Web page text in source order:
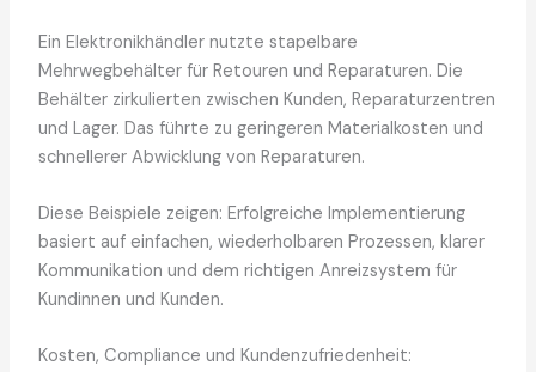
Ein Elektronikhändler nutzte stapelbare
Mehrwegbehälter für Retouren und Reparaturen. Die
Behälter zirkulierten zwischen Kunden, Reparaturzentren
und Lager. Das führte zu geringeren Materialkosten und
schnellerer Abwicklung von Reparaturen.
Diese Beispiele zeigen: Erfolgreiche Implementierung
basiert auf einfachen, wiederholbaren Prozessen, klarer
Kommunikation und dem richtigen Anreizsystem für
Kundinnen und Kunden.
Kosten, Compliance und Kundenzufriedenheit: